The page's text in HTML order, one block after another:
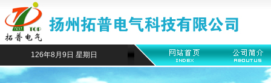
126年8月9日 星期日